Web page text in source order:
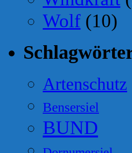
Wolf (10)
Artenschutz
Bensersiel
BUND